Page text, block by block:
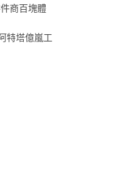
商百塊體
特塔億嵐工